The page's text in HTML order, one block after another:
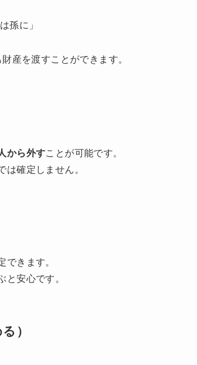
孫に」
産を渡すことができます。
から外すことが可能です。
は確定しません。
できます。
と安心です。
）